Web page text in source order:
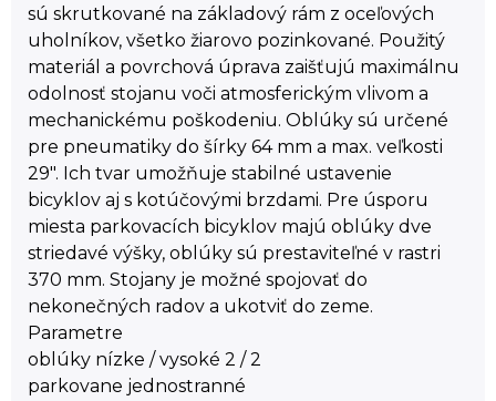
sú skrutkované na základový rám z oceľových
uholníkov, všetko žiarovo pozinkované. Použitý
materiál a povrchová úprava zaišťujú maximálnu
odolnosť stojanu voči atmosferickým vlivom a
mechanickému poškodeniu. Oblúky sú určené
pre pneumatiky do šírky 64 mm a max. veľkosti
29". Ich tvar umožňuje stabilné ustavenie
bicyklov aj s kotúčovými brzdami. Pre úsporu
miesta parkovacích bicyklov majú oblúky dve
striedavé výšky, oblúky sú prestaviteľné v rastri
370 mm. Stojany je možné spojovať do
nekonečných radov a ukotviť do zeme.
Parametre
oblúky nízke / vysoké 2 / 2
parkovane jednostranné